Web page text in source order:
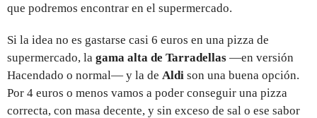
que podremos encontrar en el supermercado.
Si la idea no es gastarse casi 6 euros en una pizza de
supermercado, la gama alta de Tarradellas —en versión
Hacendado o normal— y la de Aldi son una buena opción.
Por 4 euros o menos vamos a poder conseguir una pizza
correcta, con masa decente, y sin exceso de sal o ese sabor